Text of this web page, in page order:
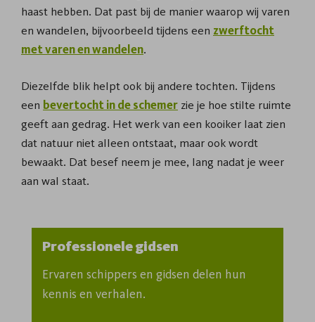
haast hebben. Dat past bij de manier waarop wij varen
en wandelen, bijvoorbeeld tijdens een zwerftocht
met varen en wandelen.
Diezelfde blik helpt ook bij andere tochten. Tijdens
een bevertocht in de schemer zie je hoe stilte ruimte
geeft aan gedrag. Het werk van een kooiker laat zien
dat natuur niet alleen ontstaat, maar ook wordt
bewaakt. Dat besef neem je mee, lang nadat je weer
aan wal staat.
Professionele gidsen
Ervaren schippers en gidsen delen hun
kennis en verhalen.